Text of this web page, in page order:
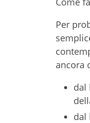
Per
ancora
dal
dal